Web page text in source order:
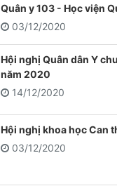
Quân y 103 - Học viện
03/12/2020
Hội nghị Quân dân Y
năm 2020
14/12/2020
Hội nghị khoa học Can
03/12/2020